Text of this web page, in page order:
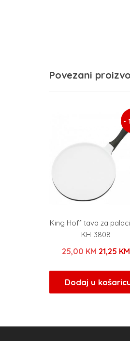
Povezani
-
King Hoff tava za
KH-3808
25,00KM Izvorna
bila
je:
21,25 KM
Dodaj u